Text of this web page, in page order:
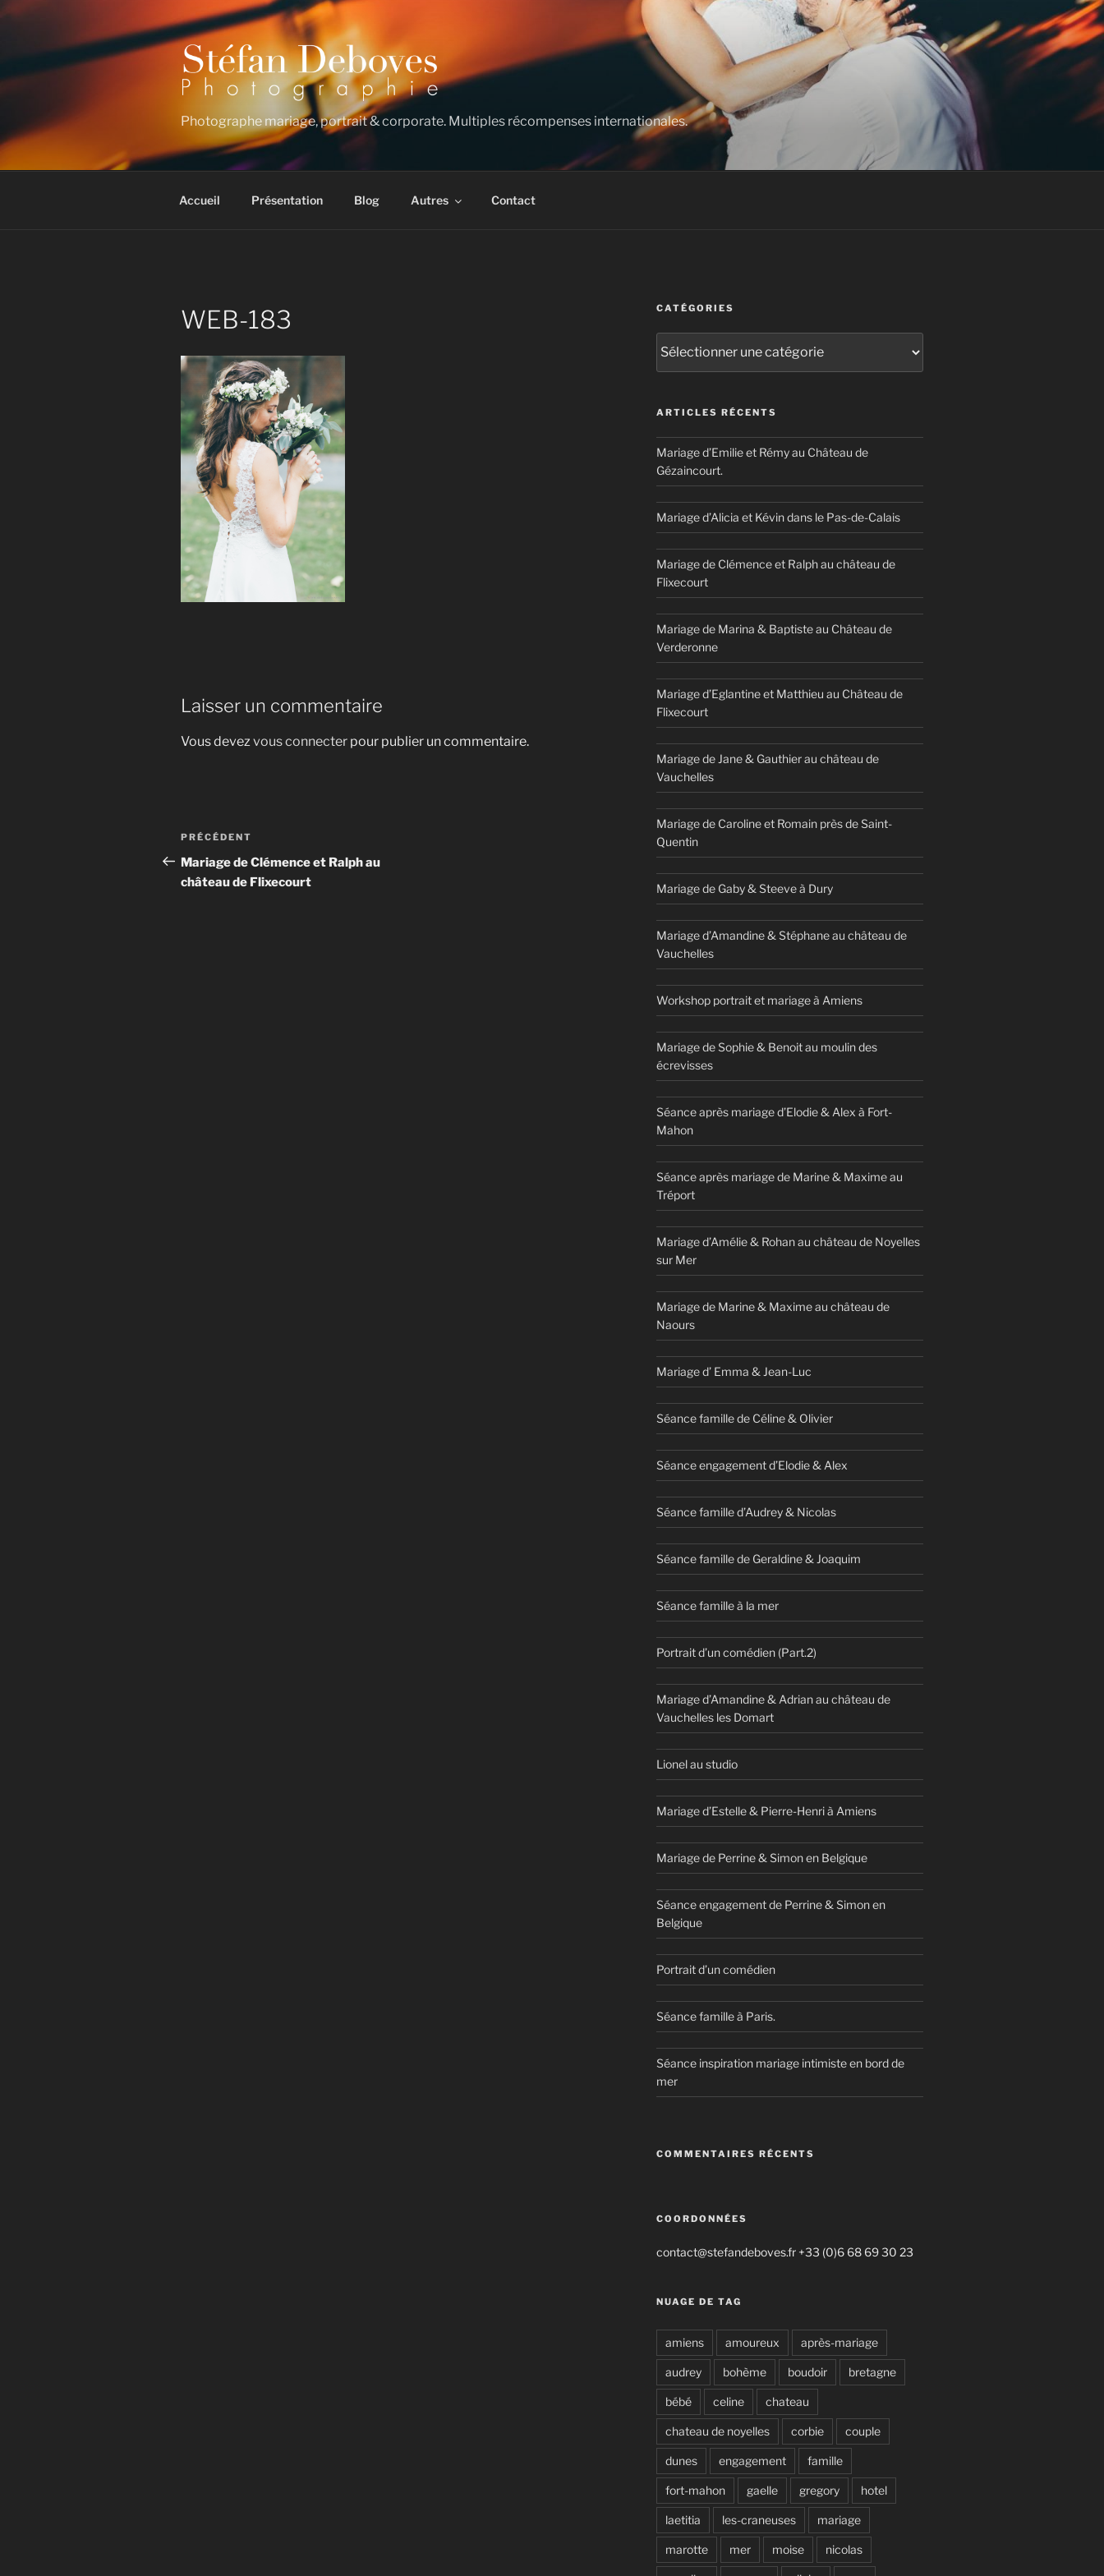
Aller
contenu
principal
Photographe mariage, portrait & corporate. Multiples récompenses internationales.
Accueil Présentation Blog Autres Contact
WEB-183
Laisser un commentaire
Vous devez vous connecter pour publier un commentaire.
Navigation
de
l’article
Article
précédent
PRÉCÉDENT
Mariage de Clémence et Ralph au
château de Flixecourt
CATÉGORIES
ARTICLES RÉCENTS
Mariage d’Emilie et Rémy au Château de
Gézaincourt.
Mariage d’Alicia et Kévin dans le Pas-de-Calais
Mariage de Clémence et Ralph au château de
Flixecourt
Mariage de Marina & Baptiste au Château de
Verderonne
Mariage d’Eglantine et Matthieu au Château de
Flixecourt
Mariage de Jane & Gauthier au château de
Vauchelles
Mariage de Caroline et Romain près de Saint-
Quentin
Mariage de Gaby & Steeve à Dury
Mariage d’Amandine & Stéphane au château de
Vauchelles
Workshop portrait et mariage à Amiens
Mariage de Sophie & Benoit au moulin des
écrevisses
Séance après mariage d’Elodie & Alex à Fort-
Mahon
Séance après mariage de Marine & Maxime au
Tréport
Mariage d’Amélie & Rohan au château de Noyelles
sur Mer
Mariage de Marine & Maxime au château de
Naours
Mariage d’ Emma & Jean-Luc
Séance famille de Céline & Olivier
Séance engagement d’Elodie & Alex
Séance famille d’Audrey & Nicolas
Séance famille de Geraldine & Joaquim
Séance famille à la mer
Portrait d’un comédien (Part.2)
Mariage d’Amandine & Adrian au château de
Vauchelles les Domart
Lionel au studio
Mariage d’Estelle & Pierre-Henri à Amiens
Mariage de Perrine & Simon en Belgique
Séance engagement de Perrine & Simon en
Belgique
Portrait d’un comédien
Séance famille à Paris.
Séance inspiration mariage intimiste en bord de
mer
COMMENTAIRES RÉCENTS
COORDONNÉES
contact@stefandeboves.fr +33 (0)6 68 69 30 23
NUAGE DE TAG
amiens amoureux après-mariage
audrey bohème boudoir bretagne
bébé celine chateau
chateau de noyelles corbie couple
dunes engagement famille
fort-mahon gaelle gregory hotel
laetitia les-craneuses mariage
marotte mer moise nicolas